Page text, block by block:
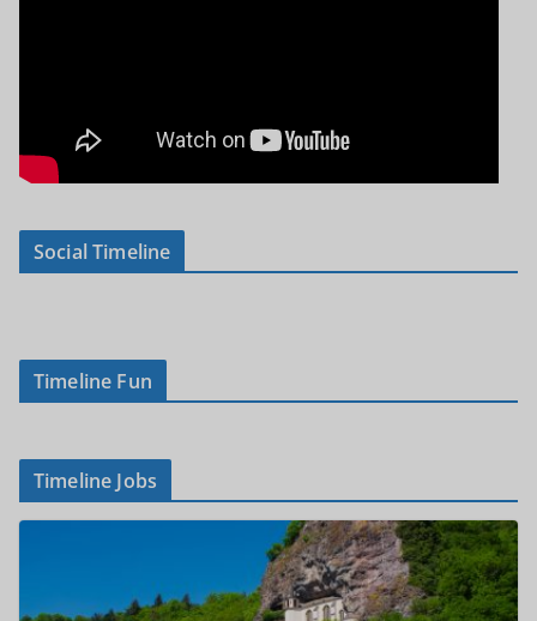
Social Timeline
Timeline Fun
Timeline Jobs